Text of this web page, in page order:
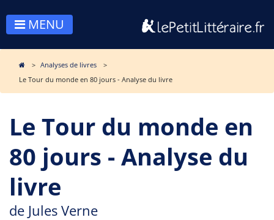
MENU
Analyses de livres
Le Tour du monde en 80 jours - Analyse du livre
Le Tour du monde en
80 jours - Analyse du
livre
de Jules Verne